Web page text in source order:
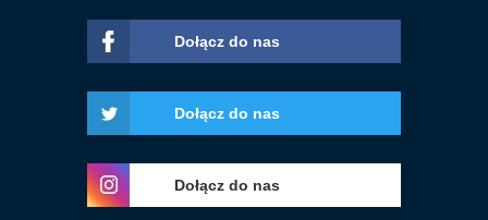
Dołącz do nas
Dołącz do nas
Dołącz do nas